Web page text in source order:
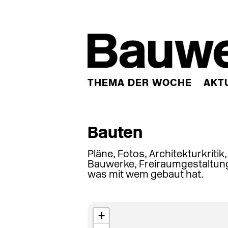
THEMA DER WOCHE
Bauten
Pläne, Fotos,
Bauwerke,
was mit wem gebaut hat.
+